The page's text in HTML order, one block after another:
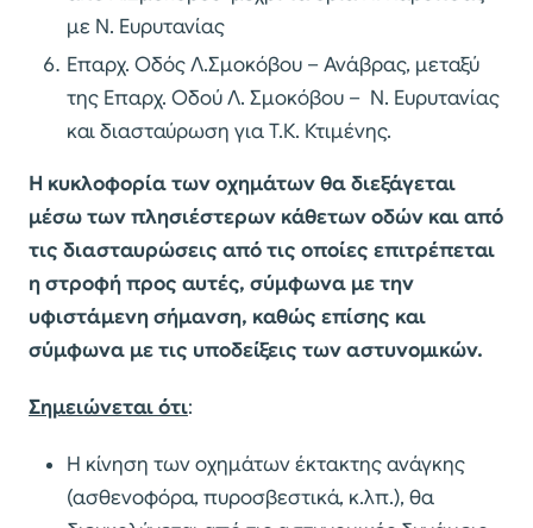
με Ν. Ευρυτανίας
Επαρχ. Οδός Λ.Σμοκόβου – Ανάβρας, μεταξύ
της Επαρχ. Οδού Λ. Σμοκόβου – Ν. Ευρυτανίας
και διασταύρωση για Τ.Κ. Κτιμένης.
Η κυκλοφορία των οχημάτων θα διεξάγεται
μέσω των πλησιέστερων κάθετων οδών και από
τις διασταυρώσεις από τις οποίες επιτρέπεται
η στροφή προς αυτές, σύμφωνα με την
υφιστάμενη σήμανση, καθώς επίσης και
σύμφωνα με τις υποδείξεις των αστυνομικών.
Σημειώνεται ότι:
Η κίνηση των οχημάτων έκτακτης ανάγκης
(ασθενοφόρα, πυροσβεστικά, κ.λπ.), θα